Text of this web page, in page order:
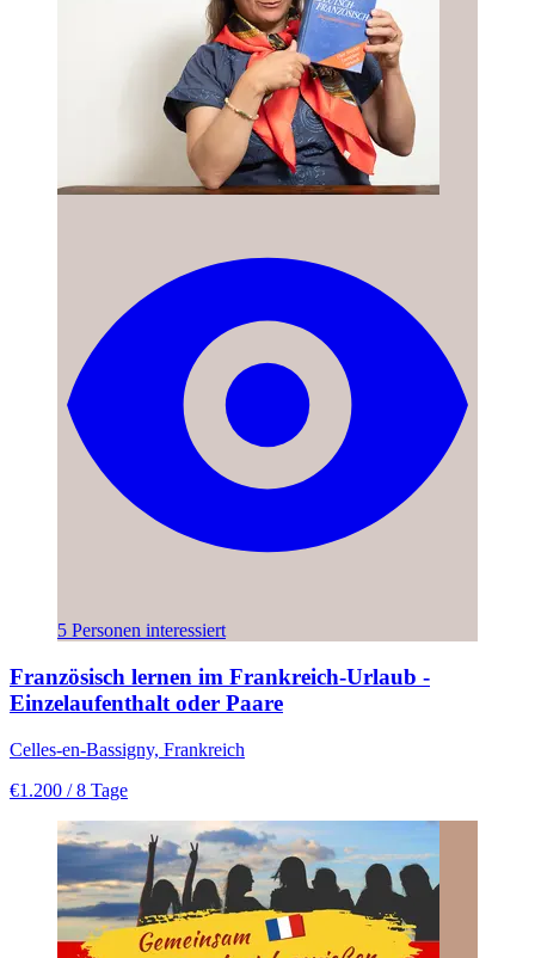
5 Personen interessiert
Französisch lernen im Frankreich-Urlaub -
Einzelaufenthalt oder Paare
Celles-en-Bassigny, Frankreich
€1.200 / 8 Tage